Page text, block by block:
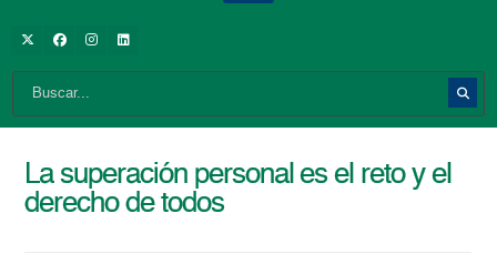
La superación personal es el reto y el
derecho de todos